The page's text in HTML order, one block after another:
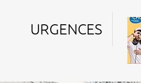
URGENCES